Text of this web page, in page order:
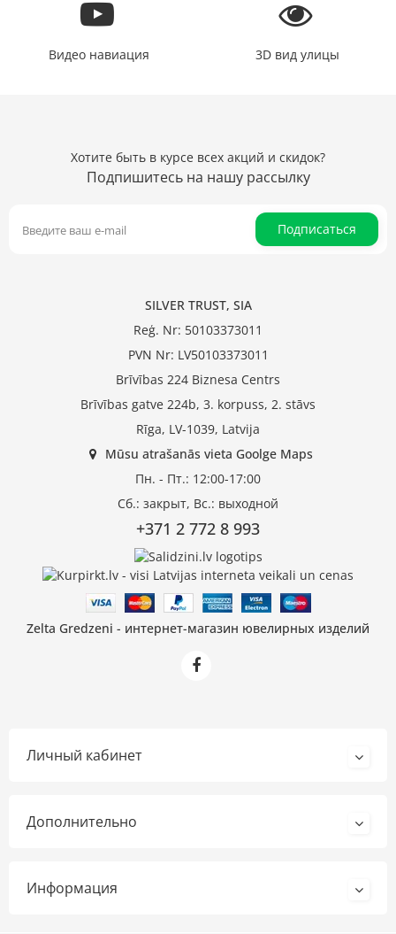
Видео навиация 3D вид улицы
Хотите быть в курсе всех акций и скидок?
Подпишитесь на нашу рассылку
Подписаться
SILVER TRUST, SIA
Reģ. Nr: 50103373011
PVN Nr: LV50103373011
Brīvības 224 Biznesa Centrs
Brīvības gatve 224b, 3. korpuss, 2. stāvs
Rīga, LV-1039, Latvija
Mūsu atrašanās vieta Goolge Maps
Пн. - Пт.: 12:00-17:00
Сб.: закрыт, Вс.: выходной
+371 2 772 8 993
Zelta Gredzeni - интернет-магазин ювелирных изделий
Личный кабинет
Дополнительно
Информация